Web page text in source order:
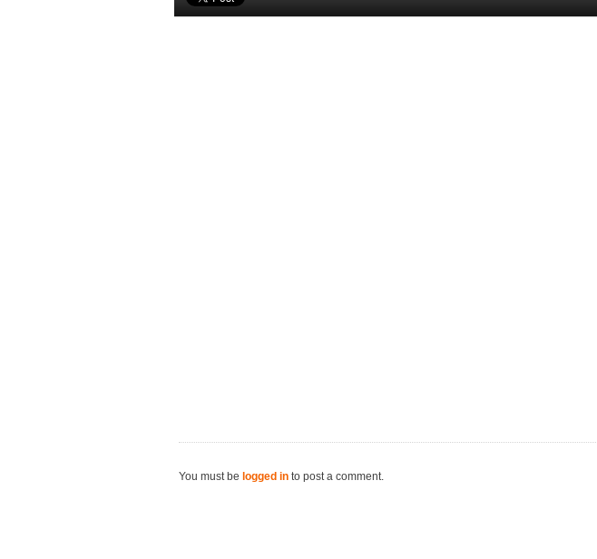
You must be logged in to post a comment.